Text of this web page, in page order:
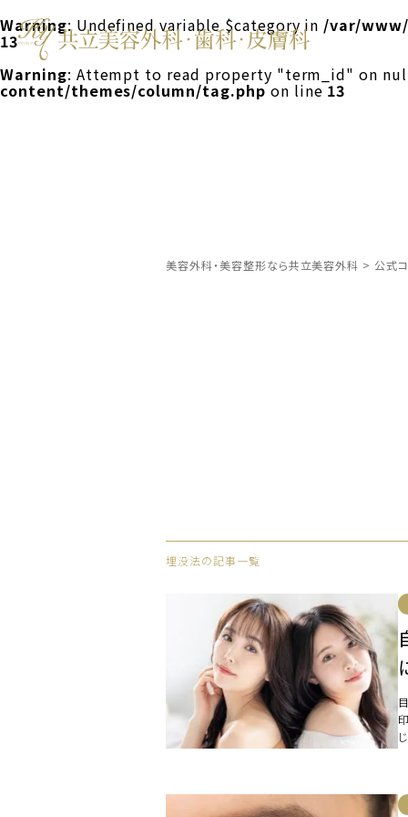
Warning: Undefined variable $category in /var/
13
Warning: Attempt to read property "term_id" on
content/themes/column/tag.phpon line13
美容外科・美容整形なら共立美容外科 > 公式
埋没法の記事一覧